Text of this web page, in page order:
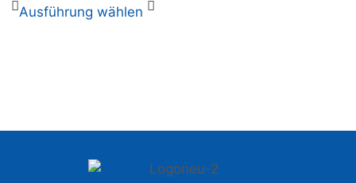
Ausführung wählen